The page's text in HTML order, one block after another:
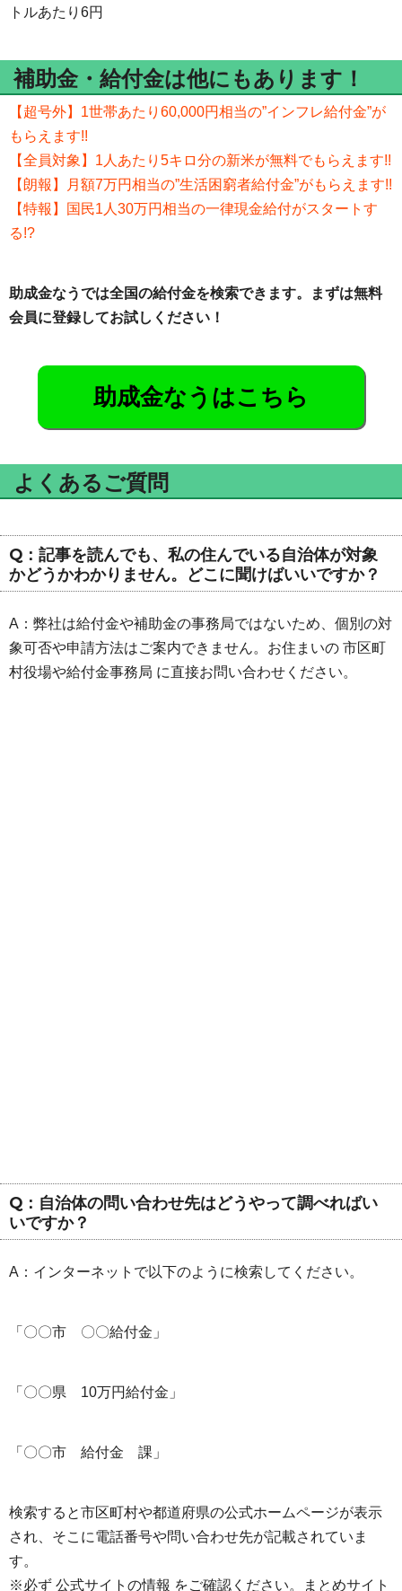
トルあたり6円
補助金・給付金は他にもあります！
【超号外】1世帯あたり60,000円相当の”インフレ給付金”が
もらえます!!
【全員対象】1人あたり5キロ分の新米が無料でもらえます!!
【朗報】月額7万円相当の”生活困窮者給付金”がもらえます!!
【特報】国民1人30万円相当の一律現金給付がスタートす
る!?
助成金なうでは全国の給付金を検索できます。まずは無料
会員に登録してお試しください！
助成金なうはこちら
よくあるご質問
Q：記事を読んでも、私の住んでいる自治体が対象
かどうかわかりません。どこに聞けばいいですか？
A：弊社は給付金や補助金の事務局ではないため、個別の対
象可否や申請方法はご案内できません。お住まいの 市区町
村役場や給付金事務局 に直接お問い合わせください。
Q：自治体の問い合わせ先はどうやって調べればい
いですか？
A：インターネットで以下のように検索してください。
「〇〇市 〇〇給付金」
「〇〇県 10万円給付金」
「〇〇市 給付金 課」
検索すると市区町村や都道府県の公式ホームページが表示
され、そこに電話番号や問い合わせ先が記載されていま
す。
※必ず 公式サイトの情報 をご確認ください。まとめサイト